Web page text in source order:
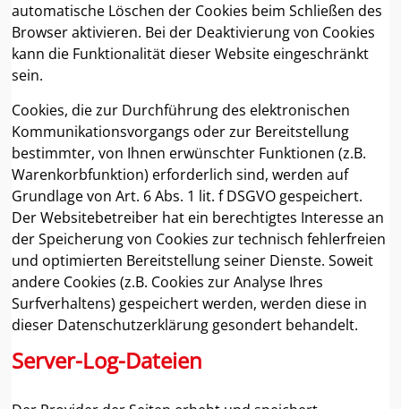
automatische Löschen der Cookies beim Schließen des
Browser aktivieren. Bei der Deaktivierung von Cookies
kann die Funktionalität dieser Website eingeschränkt
sein.
Cookies, die zur Durchführung des elektronischen
Kommunikationsvorgangs oder zur Bereitstellung
bestimmter, von Ihnen erwünschter Funktionen (z.B.
Warenkorbfunktion) erforderlich sind, werden auf
Grundlage von Art. 6 Abs. 1 lit. f DSGVO gespeichert.
Der Websitebetreiber hat ein berechtigtes Interesse an
der Speicherung von Cookies zur technisch fehlerfreien
und optimierten Bereitstellung seiner Dienste. Soweit
andere Cookies (z.B. Cookies zur Analyse Ihres
Surfverhaltens) gespeichert werden, werden diese in
dieser Datenschutzerklärung gesondert behandelt.
Server-Log-Dateien